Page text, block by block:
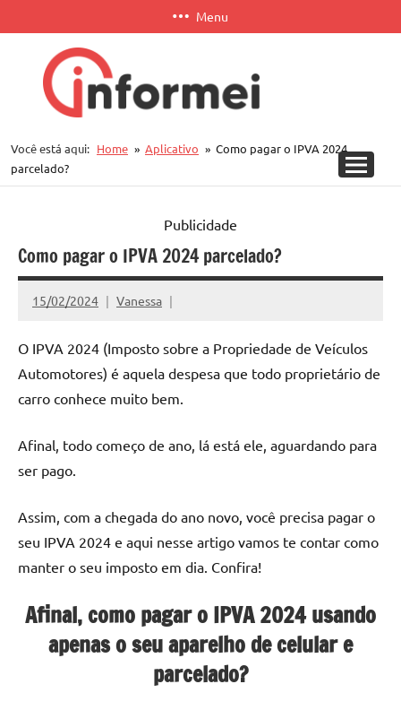
para
conteúdo
Menu
Você está aqui: Home Aplicativo
Como pagar o IPVA 2024
parcelado?
Publicidade
Como pagar o IPVA 2024 parcelado?
15/02/2024 Vanessa
O IPVA 2024 (Imposto sobre a Propriedade de Veículos
Automotores) é aquela despesa que todo proprietário de
carro conhece muito bem.
Afinal, todo começo de ano, lá está ele, aguardando para
ser pago.
Assim, com a chegada do ano novo, você precisa pagar o
seu IPVA 2024 e aqui nesse artigo vamos te contar como
manter o seu imposto em dia. Confira!
Afinal, como pagar o IPVA 2024 usando
apenas o seu aparelho de celular e
parcelado?